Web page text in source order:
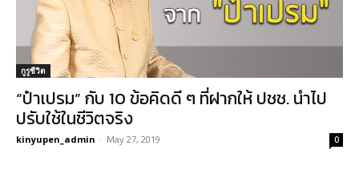
กูรูชีวิต
“ป๋าเปรม” กับ 10 ข้อคิดดี ๆ ที่ฝากให้ ปชช. นำไป
ปรับใช้ในชีวิตจริง
kinyupen_admin - May 27, 2019 0